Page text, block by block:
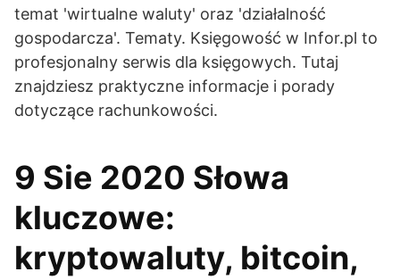
temat 'wirtualne waluty' oraz 'działalność
gospodarcza'. Tematy. Księgowość w Infor.pl to
profesjonalny serwis dla księgowych. Tutaj
znajdziesz praktyczne informacje i porady
dotyczące rachunkowości.
9 Sie 2020 Słowa
kluczowe:
kryptowaluty, bitcoin,